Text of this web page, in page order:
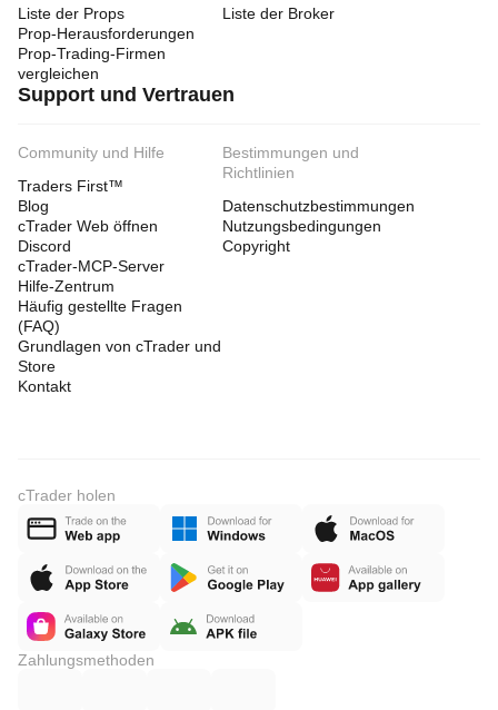
Liste der Props
Prop-Herausforderungen
Prop-Trading-Firmen
vergleichen
Liste der Broker
Support und Vertrauen
Community und Hilfe
Traders First™
Blog
cTrader Web öffnen
Discord
cTrader-MCP-Server
Hilfe-Zentrum
Häufig gestellte Fragen
(FAQ)
Grundlagen von cTrader und
Store
Kontakt
Bestimmungen und
Richtlinien
Datenschutzbestimmungen
Nutzungsbedingungen
Copyright
cTrader holen
Zahlungsmethoden